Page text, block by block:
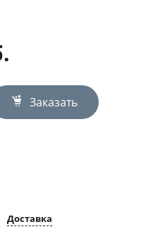
Заказать
Доставка